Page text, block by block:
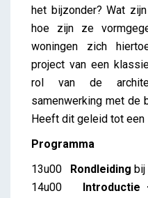
het bijzonder? Wat
hoe zijn ze
woningen zich
project van een
rol van de
samenwerking met de
Heeft dit geleid tot
Programma
13u00 Rondleiding bij
14u00